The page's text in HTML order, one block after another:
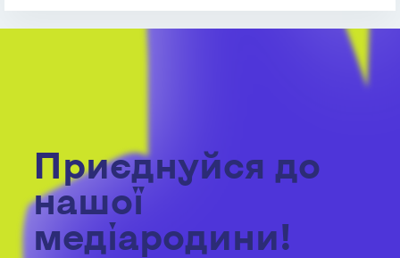
Приєднуйся до
нашої
медіародини!